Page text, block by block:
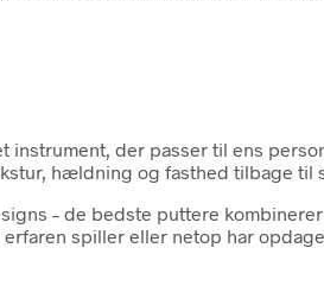
der passer til ens
hældning og fasthed tilbage til
– de bedste puttere
erfaren spiller eller netop har